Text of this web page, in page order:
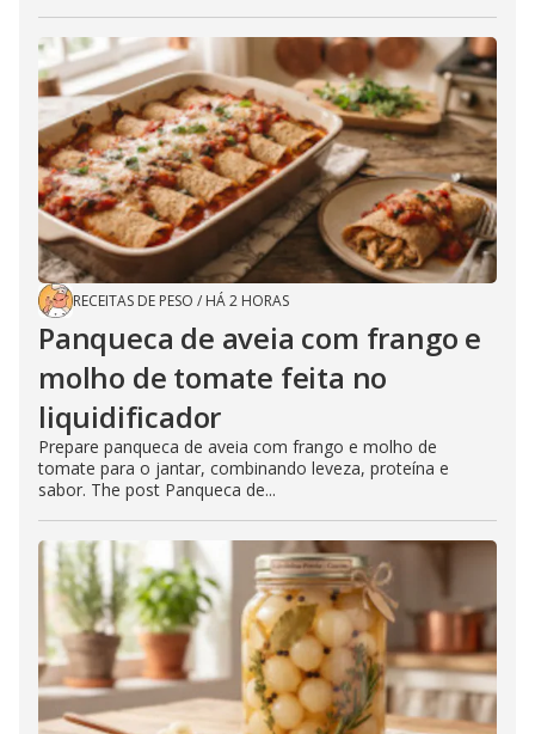
RECEITAS DE PESO / HÁ 2 HORAS
Panqueca de aveia com frango e
molho de tomate feita no
liquidificador
Prepare panqueca de aveia com frango e molho de
tomate para o jantar, combinando leveza, proteína e
sabor. The post Panqueca de...